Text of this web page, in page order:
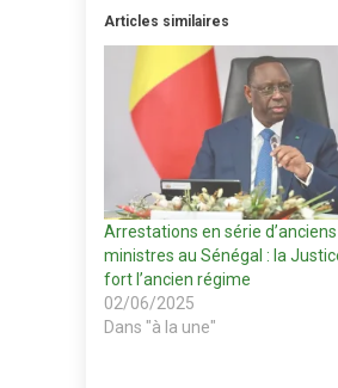
Articles similaires
Arrestations en série d’anciens
ministres au Sénégal : la
fort l’ancien régime
02/06/2025
Dans "à la une"